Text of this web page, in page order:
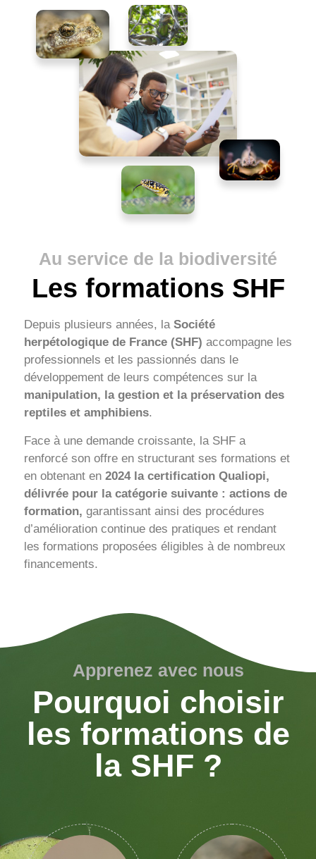
Au service de la biodiversité
Les formations SHF
Depuis plusieurs années, la Société
herpétologique de France (SHF) accompagne les
professionnels et les passionnés dans le
développement de leurs compétences sur la
manipulation, la gestion et la préservation des
reptiles et amphibiens.
Face à une demande croissante, la SHF a
renforcé son offre en structurant ses formations et
en obtenant en 2024 la certification Qualiopi,
délivrée pour la catégorie suivante : actions de
formation, garantissant ainsi des procédures
d’amélioration continue des pratiques et rendant
les formations proposées éligibles à de nombreux
financements.
Apprenez avec nous
Pourquoi choisir
les formations de
la SHF ?